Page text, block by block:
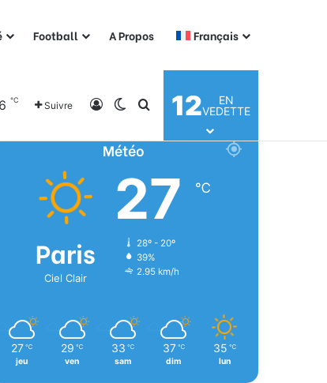
Football A Propos Français
℃ Suivre ConnexionSwitch skin
Rechercher
12
EN
VEDETTE
Météo
Paris
Ciel Clair
27 ℃
28º - 20º
39%
2.95 km/h
27 ℃
jeu
29 ℃
ven
33 ℃
sam
37 ℃
dim
35 ℃
lun